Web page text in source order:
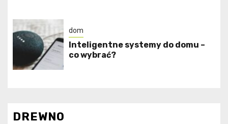
dom
Inteligentne systemy do domu –
co wybrać?
DREWNO